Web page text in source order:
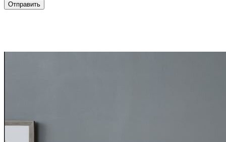
Отправить